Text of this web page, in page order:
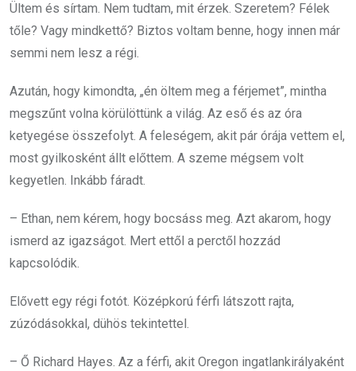
Ültem és sírtam. Nem tudtam, mit érzek. Szeretem? Félek
tőle? Vagy mindkettő? Biztos voltam benne, hogy innen már
semmi nem lesz a régi.
Azután, hogy kimondta, „én öltem meg a férjemet”, mintha
megszűnt volna körülöttünk a világ. Az eső és az óra
ketyegése összefolyt. A feleségem, akit pár órája vettem el,
most gyilkosként állt előttem. A szeme mégsem volt
kegyetlen. Inkább fáradt.
– Ethan, nem kérem, hogy bocsáss meg. Azt akarom, hogy
ismerd az igazságot. Mert ettől a perctől hozzád
kapcsolódik.
Elővett egy régi fotót. Középkorú férfi látszott rajta,
zúzódásokkal, dühös tekintettel.
– Ő Richard Hayes. Az a férfi, akit Oregon ingatlankirályaként